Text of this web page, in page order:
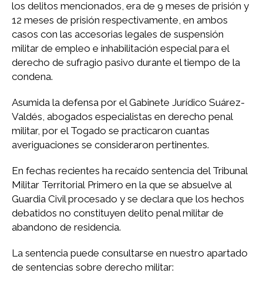
los delitos mencionados, era de 9 meses de prisión y
12 meses de prisión respectivamente, en ambos
casos con las accesorias legales de suspensión
militar de empleo e inhabilitación especial para el
derecho de sufragio pasivo durante el tiempo de la
condena.
Asumida la defensa por el Gabinete Jurídico Suárez-
Valdés, abogados especialistas en derecho penal
militar, por el Togado se practicaron cuantas
averiguaciones se consideraron pertinentes.
En fechas recientes ha recaído sentencia del Tribunal
Militar Territorial Primero en la que se absuelve al
Guardia Civil procesado y se declara que los hechos
debatidos no constituyen delito penal militar de
abandono de residencia.
La sentencia puede consultarse en nuestro apartado
de sentencias sobre derecho militar: